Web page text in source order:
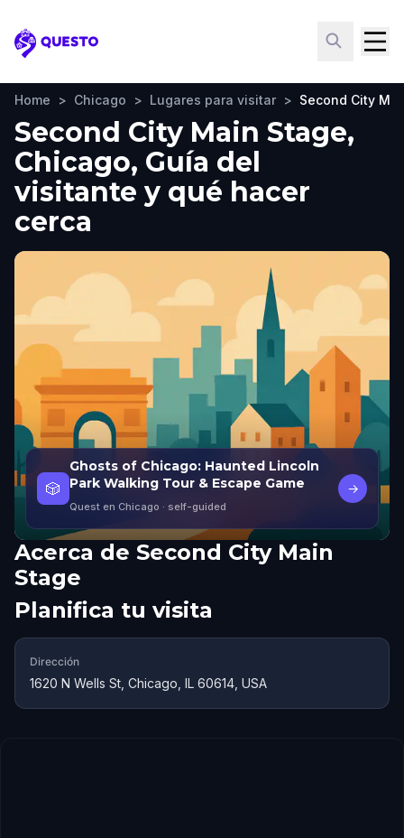
Questo
Home > Chicago > Lugares para visitar > Second City
Second City Main Stage,
Chicago, Guía del
visitante y qué hacer
cerca
🎲
Ghosts of Chicago: Haunted Lincoln
Park Walking Tour & Escape Game
Quest en Chicago · self-guided
→
Acerca de Second City Main
Stage
Planifica tu visita
Dirección
1620 N Wells St, Chicago, IL 60614, USA